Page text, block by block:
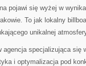
pojawi się wyżej w
To jak lokalny
unikalnej
agencja specjalizująca się
i optymalizacja pod